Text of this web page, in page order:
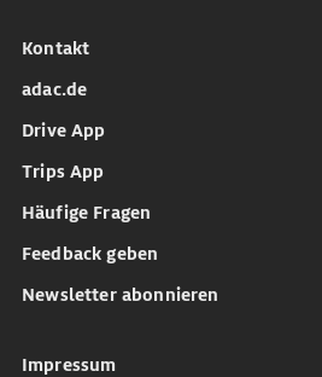
Kontakt
adac.de
Drive App
Trips App
Häufige Fragen
Feedback geben
Newsletter abonnieren
Impressum